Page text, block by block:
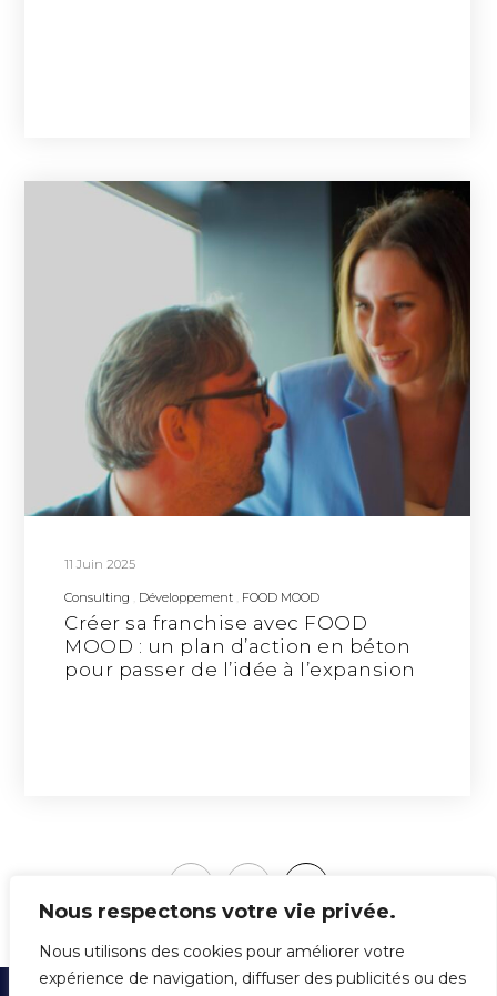
Nous respectons votre vie privée.
Nous utilisons des cookies pour améliorer votre
expérience de navigation, diffuser des publicités ou des
11 Juin 2025
Consulting Développement FOOD MOOD
Créer sa franchise avec FOOD
MOOD : un plan d’action en béton
pour passer de l’idée à l’expansion